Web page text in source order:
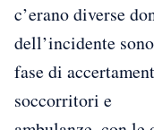
c’erano diverse
dell’incidente
fase di
soccorritori e